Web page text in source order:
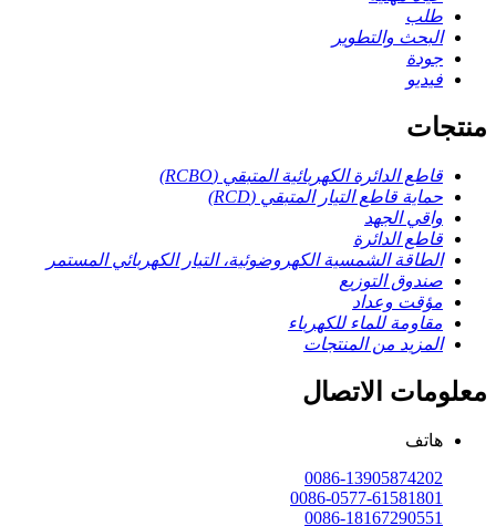
طلب
البحث والتطوير
جودة
فيديو
منتجات
قاطع الدائرة الكهربائية المتبقي (RCBO)
حماية قاطع التيار المتبقي (RCD)
واقي الجهد
قاطع الدائرة
الطاقة الشمسية الكهروضوئية، التيار الكهربائي المستمر
صندوق التوزيع
مؤقت وعداد
مقاومة للماء للكهرباء
المزيد من المنتجات
معلومات الاتصال
هاتف
0086-13905874202
0086-0577-61581801
0086-18167290551